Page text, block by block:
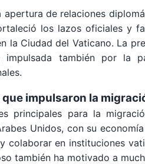
apertura de relaciones
los lazos oficiales y
la Ciudad del Vaticano. La
impulsada también por la
que impulsaron la
principales para la
Unidos, con su
colaborar en instituciones
también ha motivado a